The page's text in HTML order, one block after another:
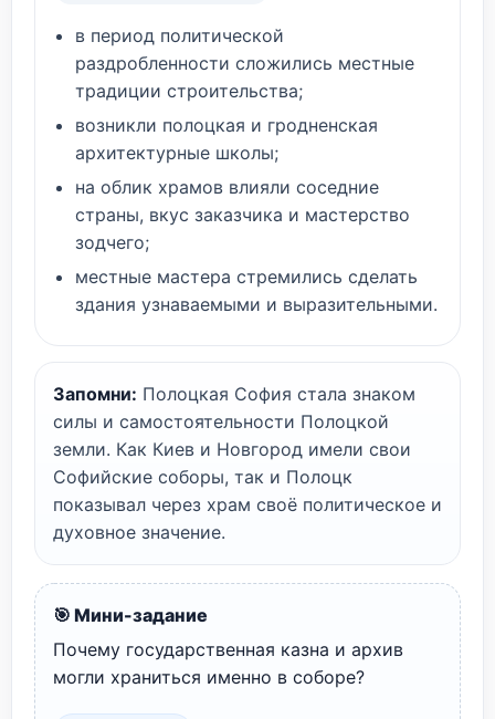
в период политической
раздробленности сложились местные
традиции строительства;
возникли полоцкая и гродненская
архитектурные школы;
на облик храмов влияли соседние
страны, вкус заказчика и мастерство
зодчего;
местные мастера стремились сделать
здания узнаваемыми и выразительными.
Запомни: Полоцкая София стала знаком
силы и самостоятельности Полоцкой
земли. Как Киев и Новгород имели свои
Софийские соборы, так и Полоцк
показывал через храм своё политическое и
духовное значение.
🎯 Мини-задание
Почему государственная казна и архив
могли храниться именно в соборе?